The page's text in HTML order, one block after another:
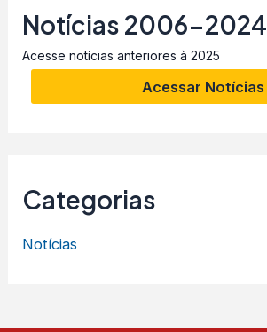
Notícias 2006-2024
Acesse notícias anteriores à 2025
Acessar Notícias
Categorias
Notícias